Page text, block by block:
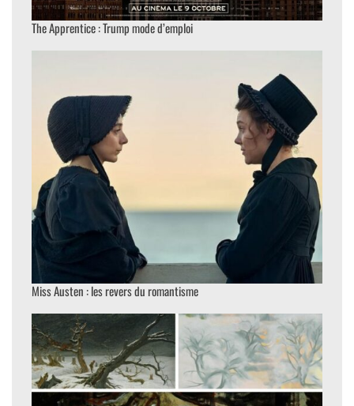
The Apprentice : Trump mode d’emploi
Miss Austen : les revers du romantisme